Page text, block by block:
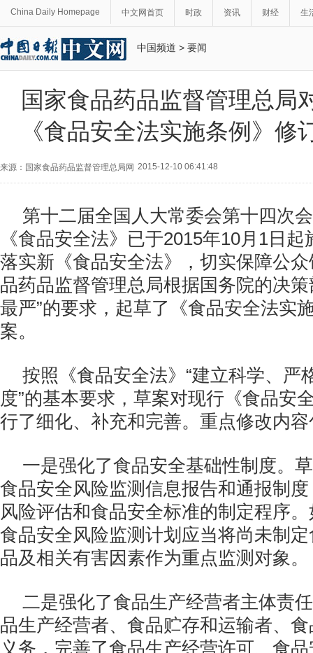
China Daily Homepage 中文网首页 时政 资讯 财经 生
中国频道 > 要闻
国家食品药品监督管理总局
《食品安全法实施条例》修
来源：国家食品药品监督管理总局网 2015-12-10 06:41:48
第十二届全国人大常委会第十四次
《食品安全法》已于2015年10月1日
落实新《食品安全法》，切实保障公
品药品监督管理总局根据国务院的决
最严”的要求，起草了《食品安全法实
案。
按照《食品安全法》“建立科学、严
度”的基本要求，草案对现行《食品安
行了细化、补充和完善。重点修改内
一是强化了食品安全基础性制度。
食品安全风险监测信息报告和通报制
风险评估和食品安全标准的制定程序
食品安全风险监测计划应当将尚未制
品及相关有害因素作为重点监测对象。
二是强化了食品生产经营者主体责
品生产经营者、食品贮存和运输者、
义务，完善了食品生产经营许可、食